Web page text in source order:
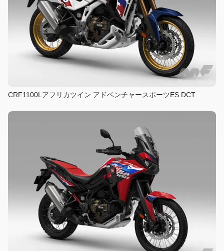
CRF1100Lアフリカツイン アドベンチャースポーツES DCT